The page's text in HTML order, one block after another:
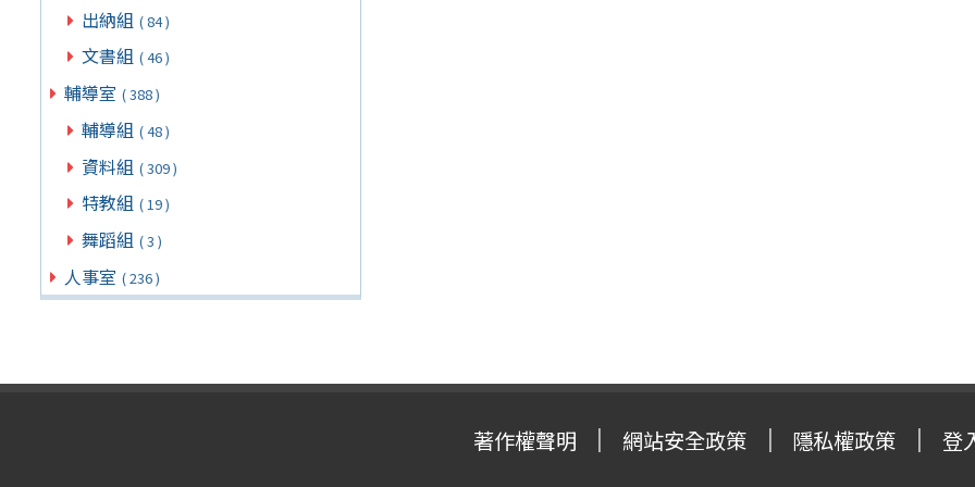
出納組 ( 84 )
文書組 ( 46 )
輔導室 ( 388 )
輔導組 ( 48 )
資料組 ( 309 )
特教組 ( 19 )
舞蹈組 ( 3 )
人事室 ( 236 )
著作權聲明 網站安全政策 隱私權政策 登